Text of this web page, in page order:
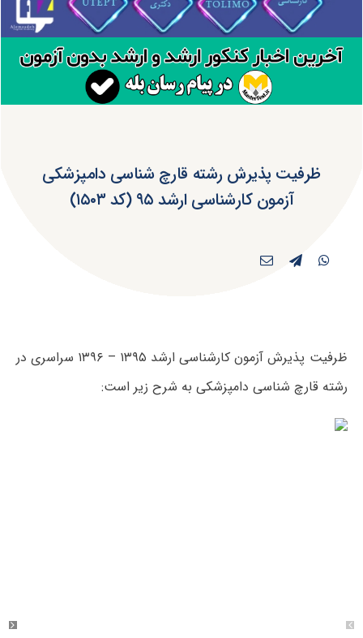
ظرفیت پذیرش رشته قارچ شناسی دامپزشکی
آزمون کارشناسی ارشد ۹۵ (کد ۱۵۰۳)
ظرفیت پذیرش آزمون کارشناسی ارشد ۱۳۹۵ – ۱۳۹۶ سراسری در
رشته قارچ شناسی دامپزشکی به شرح زیر است: